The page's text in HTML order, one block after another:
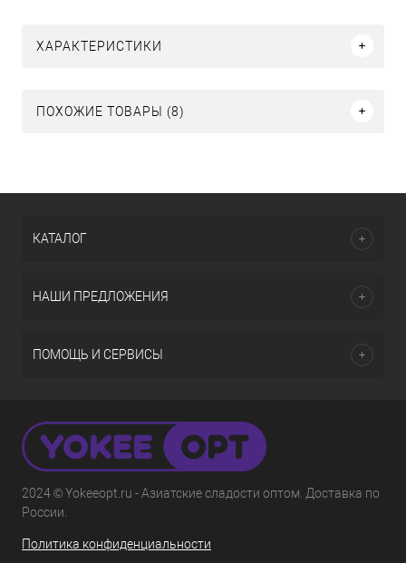
ХАРАКТЕРИСТИКИ
ПОХОЖИЕ ТОВАРЫ (8)
КАТАЛОГ
НАШИ ПРЕДЛОЖЕНИЯ
ПОМОЩЬ И СЕРВИСЫ
2024 © Yokeeopt.ru - Азиатские сладости оптом. Доставка по
России.
Политика конфиденциальности